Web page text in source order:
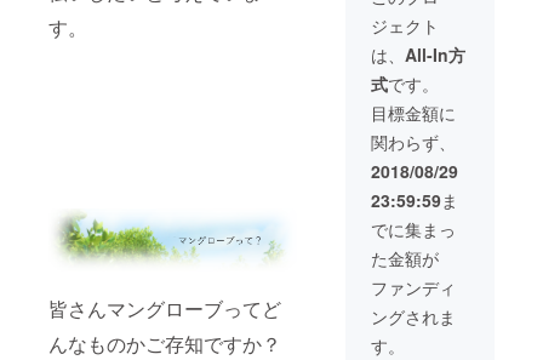
す。
皆さんマングローブってど
んなものかご存知ですか？
ンドバ
ナー
一式
（60ｃ
ｍ×150
ｃｍ）
※スタン
ドバ
ナーに
掲載す
るお名
前(企業
名)を備
考欄に
ご記載
くださ
い。 ※
ご挨拶
・植林
地の状
況のメ
ルマガ
配信
（不定
期） ・
ポス
ター1枚
（A１サ
イズ）※
弊社社
名欄が
旧社名
の記載
となっ
データ)
付き】
・プロ
ジェク
ト会員
証（郵
送） ・
OFF
SETス
テッ
カー１5
枚（郵
送） ・
ワイエ
ルフォ
レスト
㈱より
ジェクト
は、 All-In方
式です。
目標金額に
関わらず、
2018/08/29
23:59:59ま
でに集まっ
た金額が
ファンディ
ングされま
す。